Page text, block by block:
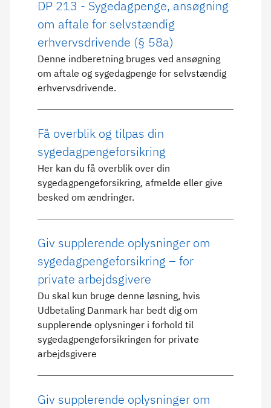
DP 213 - Sygedagpenge, ansøgning
om aftale for selvstændig
erhvervsdrivende (§ 58a)
Denne indberetning bruges ved ansøgning
om aftale og sygedagpenge for selvstændig
erhvervsdrivende.
Få overblik og tilpas din
sygedagpengeforsikring
Her kan du få overblik over din
sygedagpengeforsikring, afmelde eller give
besked om ændringer.
Giv supplerende oplysninger om
sygedagpengeforsikring – for
private arbejdsgivere
Du skal kun bruge denne løsning, hvis
Udbetaling Danmark har bedt dig om
supplerende oplysninger i forhold til
sygedagpengeforsikringen for private
arbejdsgivere
Giv supplerende oplysninger om